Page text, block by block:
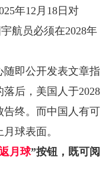
年12月18日对
航员必须在2028年
即公开发表文章指
后，美国人于2028
终。而中国人有可
球表面。
月球”按钮，既可阅